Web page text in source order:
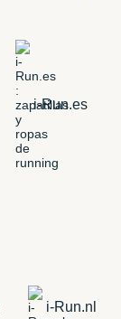
i-Run.es
i-Run.nl